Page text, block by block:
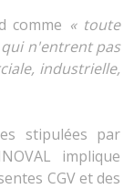
comme « toute
n'entrent pas
industrielle,
stipulées par
implique
CGV et des